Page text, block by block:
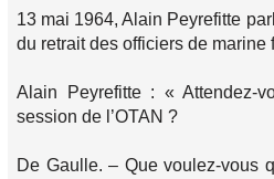
13 mai 1964, Alain Peyrefitte
du retrait des officiers de marine
Alain Peyrefitte : « Attendez-
session de l’OTAN ?
De Gaulle. – Que voulez-vous